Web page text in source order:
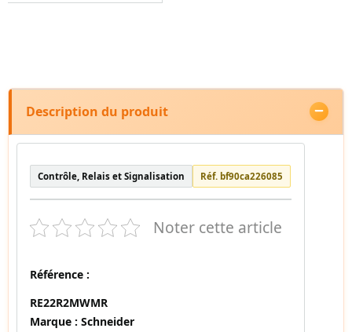
Description du produit
Contrôle, Relais et Signalisation Réf. bf90ca226085
Noter cette article
Référence :
RE22R2MWMR
Marque : Schneider